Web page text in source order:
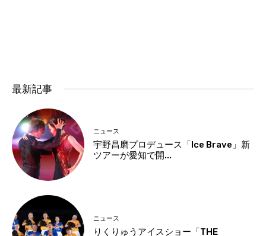
最新記事
ニュース
宇野昌磨プロデュース「Ice Brave」新
ツアーが愛知で開...
ニュース
りくりゅうアイスショー「THE